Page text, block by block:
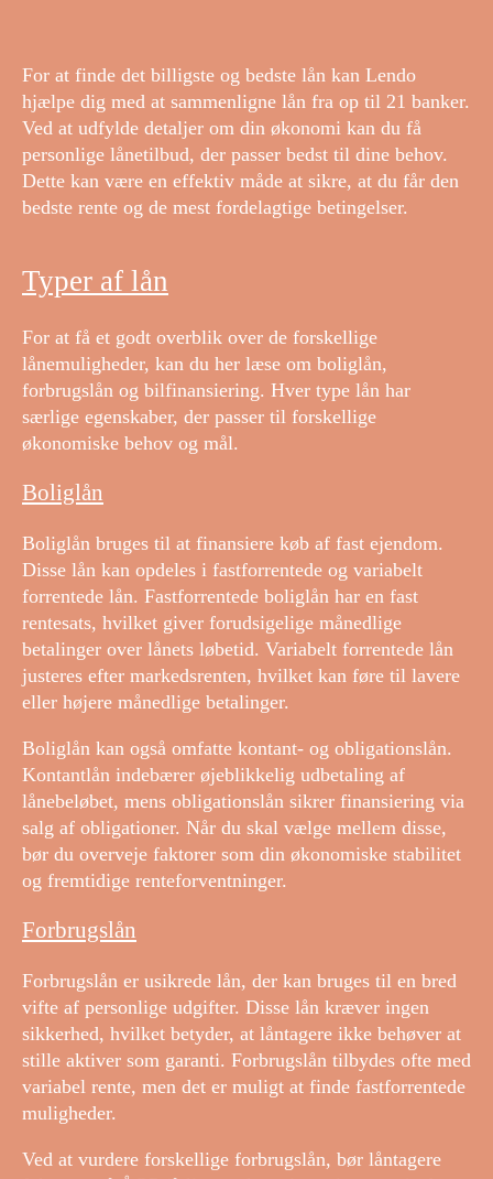
For at finde det billigste og bedste lån kan Lendo
hjælpe dig med at sammenligne lån fra op til 21 banker.
Ved at udfylde detaljer om din økonomi kan du få
personlige lånetilbud, der passer bedst til dine behov.
Dette kan være en effektiv måde at sikre, at du får den
bedste rente og de mest fordelagtige betingelser.
Typer af lån
For at få et godt overblik over de forskellige
lånemuligheder, kan du her læse om boliglån,
forbrugslån og bilfinansiering. Hver type lån har
særlige egenskaber, der passer til forskellige
økonomiske behov og mål.
Boliglån
Boliglån bruges til at finansiere køb af fast ejendom.
Disse lån kan opdeles i fastforrentede og variabelt
forrentede lån. Fastforrentede boliglån har en fast
rentesats, hvilket giver forudsigelige månedlige
betalinger over lånets løbetid. Variabelt forrentede lån
justeres efter markedsrenten, hvilket kan føre til lavere
eller højere månedlige betalinger.
Boliglån kan også omfatte kontant- og obligationslån.
Kontantlån indebærer øjeblikkelig udbetaling af
lånebeløbet, mens obligationslån sikrer finansiering via
salg af obligationer. Når du skal vælge mellem disse,
bør du overveje faktorer som din økonomiske stabilitet
og fremtidige renteforventninger.
Forbrugslån
Forbrugslån er usikrede lån, der kan bruges til en bred
vifte af personlige udgifter. Disse lån kræver ingen
sikkerhed, hvilket betyder, at låntagere ikke behøver at
stille aktiver som garanti. Forbrugslån tilbydes ofte med
variabel rente, men det er muligt at finde fastforrentede
muligheder.
Ved at vurdere forskellige forbrugslån, bør låntagere